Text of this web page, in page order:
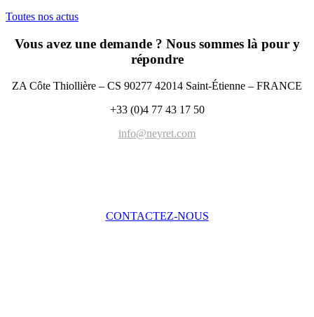
Toutes nos actus
Vous avez une demande ? Nous sommes là pour y
répondre
ZA Côte Thiollière – CS 90277 42014 Saint-Étienne – FRANCE
+33 (0)4 77 43 17 50
info@neyret.com
CONTACTEZ-NOUS